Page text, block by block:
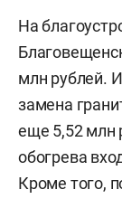
На
млн рублей.
замена
еще 5,52 млн
обогрева
Кроме того,